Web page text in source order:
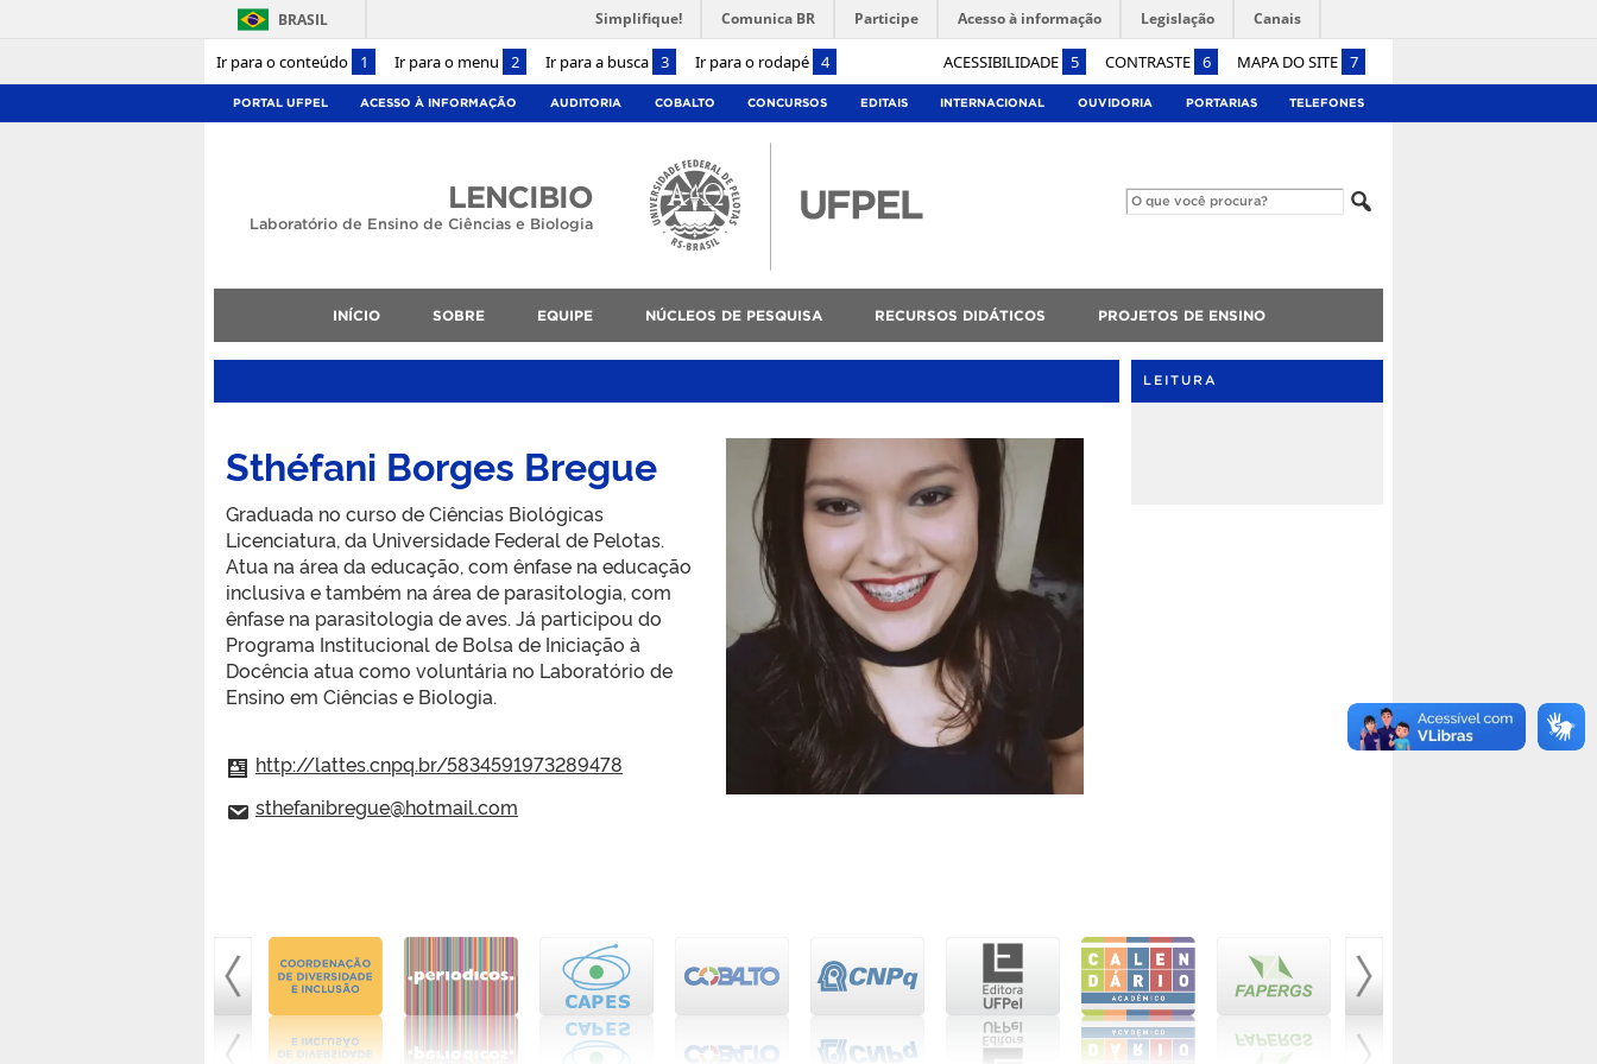
Ir para o conteúdo 1 Ir para o menu 2 Ir para a busca 3 Ir para o rodapé 4 ACESSIBILIDADE 5 CONTRASTE 6 MAPA DO SITE 7
BRASIL Simplifique! Comunica BR Participe Acesso à informação Legislação Canais
PORTAL UFPEL ACESSO À INFORMAÇÃO AUDITORIA COBALTO CONCURSOS EDITAIS INTERNACIONAL OUVIDORIA PORTARIAS TELEFONES
LENCIBIO
Laboratório de Ensino de Ciências e Biologia
INÍCIO SOBRE EQUIPE NÚCLEOS DE PESQUISA RECURSOS DIDÁTICOS PROJETOS DE ENSINO
Sthéfani Borges Bregue
Graduada no curso de Ciências Biológicas
Licenciatura, da Universidade Federal de Pelotas.
Atua na área da educação, com ênfase na educação
inclusiva e também na área de parasitologia, com
ênfase na parasitologia de aves. Já participou do
Programa Institucional de Bolsa de Iniciação à
Docência atua como voluntária no Laboratório de
Ensino em Ciências e Biologia.
http://lattes.cnpq.br/5834591973289478
sthefanibregue@hotmail.com
LEITURA